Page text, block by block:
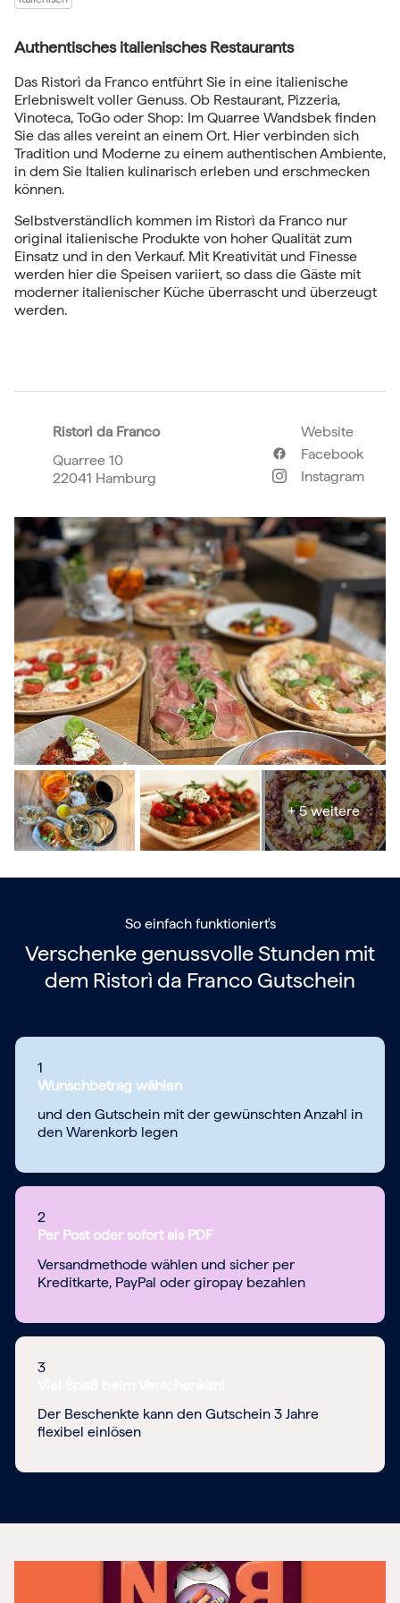
Authentisches italienisches Restaurants
Das Ristorì da Franco entführt Sie in eine italienische
Erlebniswelt voller Genuss. Ob Restaurant, Pizzeria,
Vinoteca, ToGo oder Shop: Im Quarree Wandsbek finden
Sie das alles vereint an einem Ort. Hier verbinden sich
Tradition und Moderne zu einem authentischen Ambiente,
in dem Sie Italien kulinarisch erleben und erschmecken
können.
Selbstverständlich kommen im Ristorì da Franco nur
original italienische Produkte von hoher Qualität zum
Einsatz und in den Verkauf. Mit Kreativität und Finesse
werden hier die Speisen variiert, so dass die Gäste mit
moderner italienischer Küche überrascht und überzeugt
werden.
Ristorì da Franco
Quarree 10
22041 Hamburg
Website
Facebook
Instagram
+ 5 weitere
So einfach funktioniert's
Verschenke genussvolle Stunden mit
dem Ristorì da Franco Gutschein
1
Wunschbetrag wählen
und den Gutschein mit der gewünschten Anzahl in
den Warenkorb legen
2
Per Post oder sofort als PDF
Versandmethode wählen und sicher per
Kreditkarte, PayPal oder giropay bezahlen
3
Der Beschenkte kann den Gutschein 3 Jahre
flexibel einlösen